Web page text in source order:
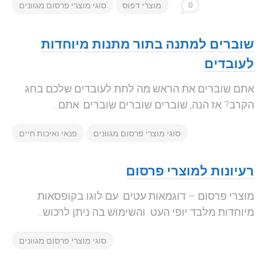
מוצרי דפוס סוגי מוצרי פרסום מגוונים 0
שוברים למתנה בתור מתנות מיוחדות
לעובדים
אתם שוברים את הראש מה לתת לעובדים שלכם בחג
הקרב? אז הנה, שוברים שוברים שוברים. אתם...
סוגי מוצרי פרסום מגוונים פנאי ואיכות חיים
רעיונות למוצרי פרסום
מוצרי פרסום – דוגמאות עטים עם לוגו בקופסאות
מיוחדות מלבד יופי העט והשימוש בה ניתן לרכוש...
סוגי מוצרי פרסום מגוונים